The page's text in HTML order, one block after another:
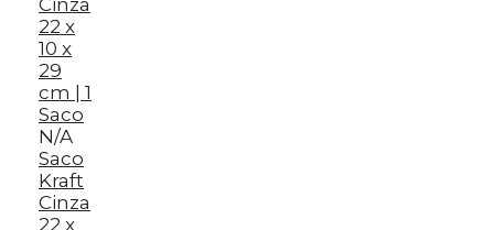
N/A
Saco
Kraft
Cinza
22 x